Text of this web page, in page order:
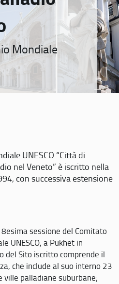
Mondiale
UNESCO “Città di
nel Veneto” è iscritto nella
con successiva estensione
sessione del Comitato
UNESCO, a Pukhet in
del Sito iscritto comprende il
che include al suo interno 23
ville palladiane suburbane;